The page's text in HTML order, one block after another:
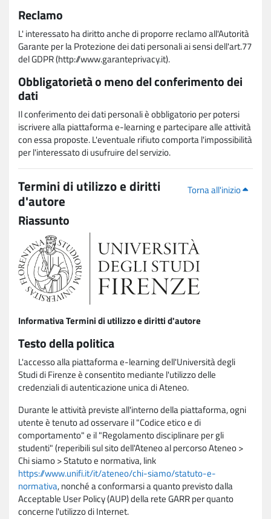
Reclamo
L' interessato ha diritto anche di proporre reclamo all'Autorità
Garante per la Protezione dei dati personali ai sensi dell'art.77
del GDPR (http://www.garanteprivacy.it).
Obbligatorietà o meno del conferimento dei
dati
Il conferimento dei dati personali è obbligatorio per potersi
iscrivere alla piattaforma e-learning e partecipare alle attività
con essa proposte. L'eventuale rifiuto comporta l'impossibilità
per l'interessato di usufruire del servizio.
Torna all'inizio
Termini di utilizzo e diritti
d'autore
Riassunto
Informativa Termini di utilizzo e diritti d'autore
Testo della politica
L'accesso alla piattaforma e-learning dell'Università degli
Studi di Firenze è consentito mediante l'utilizzo delle
credenziali di autenticazione unica di Ateneo.
Durante le attività previste all'interno della piattaforma, ogni
utente è tenuto ad osservare il "Codice etico e di
comportamento" e il "Regolamento disciplinare per gli
studenti" (reperibili sul sito dell'Ateneo al percorso Ateneo >
Chi siamo > Statuto e normativa, link
https://www.unifi.it/it/ateneo/chi-siamo/statuto-e-
normativa, nonché a conformarsi a quanto previsto dalla
Acceptable User Policy (AUP) della rete GARR per quanto
concerne l'utilizzo di Internet.